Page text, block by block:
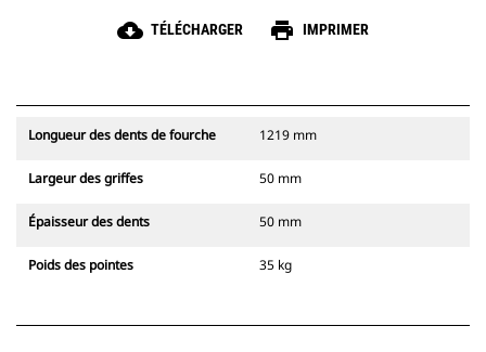
cloud_download TÉLÉCHARGER print IMPRIMER
Longueur des dents de fourche 1219 mm
Largeur des griffes 50 mm
Épaisseur des dents 50 mm
Poids des pointes 35 kg